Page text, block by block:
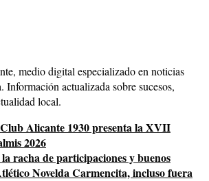
medio digital especializado en noticias
actualizada sobre sucesos,
local.
Alicante 1930 presenta la XVII
2026
racha de participaciones y buenos
Novelda Carmencita, incluso fuera